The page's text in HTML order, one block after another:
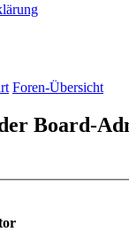
Foren-Übersicht
Board-